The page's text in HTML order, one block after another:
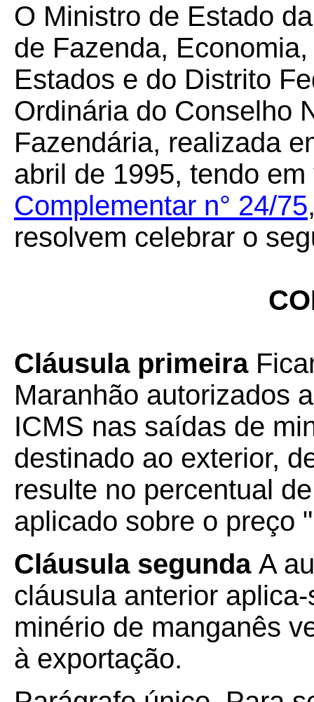
O Ministro de Estado
de Fazenda,
Estados e do Distrito
Ordinária do Conselho
Fazendária, realizada
abril de 1995, tendo
Complementar n° 24/75
resolvem celebrar o
Cláusula primeira
Maranhão autorizados
ICMS nas saídas de
destinado ao exterior,
resulte no percentual
aplicado sobre o preço
Cláusula segunda A
cláusula anterior
minério de manganês
à exportação.